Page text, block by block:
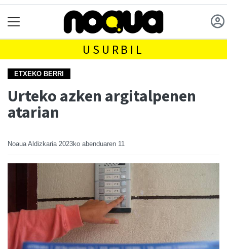
USURBIL
ETXEKO BERRI
Urteko azken argitalpenen
atarian
Noaua Aldizkaria 2023ko abenduaren 11